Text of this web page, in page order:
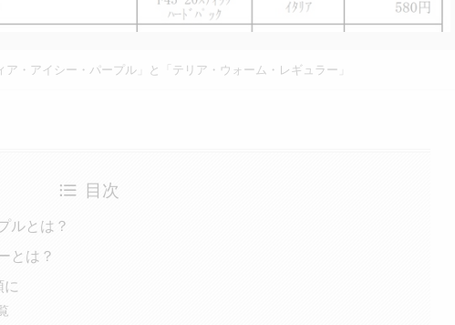
ア・アイシー・パープル」と「テリア・ウォーム・レギュラー」
目次
ルとは？
とは？
に